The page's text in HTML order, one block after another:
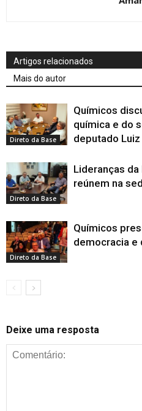
Artigos relacionados
Mais do autor
Direto da Base
Químicos
química e do
deputado Luiz
Direto da Base
Lideranças da
reúnem na
Direto da Base
Químicos
democracia e
Deixe uma resposta